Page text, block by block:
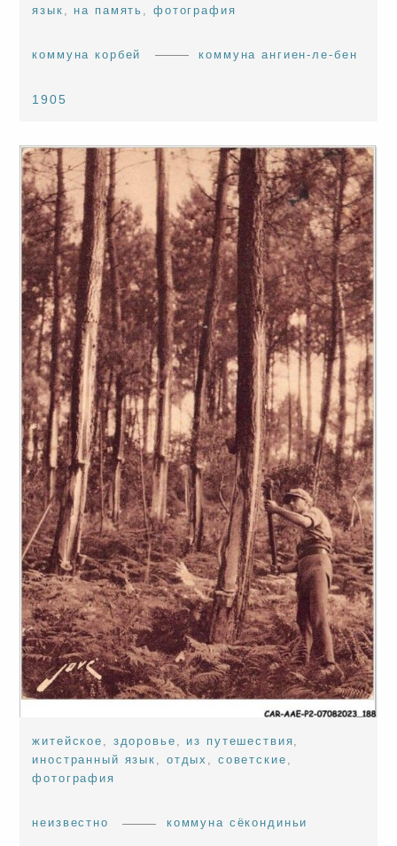
язык
на память фотография
коммуна корбей коммуна ангиен-ле-бен
1905
житейское , здоровье , из путешествия,
иностранный язык , отдых , советские ,
фотография
неизвестно коммуна сёкондиньи